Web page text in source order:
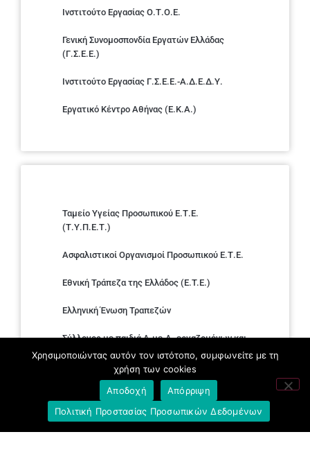
Ινστιτούτο Εργασίας Ο.Τ.Ο.Ε.
Γενική Συνομοσπονδία Εργατών Ελλάδας
(Γ.Σ.Ε.Ε.)
Ινστιτούτο Εργασίας Γ.Σ.Ε.Ε.-Α.Δ.Ε.Δ.Υ.
Εργατικό Κέντρο Αθήνας (Ε.Κ.Α.)
Ταμείο Υγείας Προσωπικού Ε.Τ.Ε.
(Τ.Υ.Π.Ε.Τ.)
Ασφαλιστικοί Οργανισμοί Προσωπικού Ε.Τ.Ε.
Εθνική Τράπεζα της Ελλάδος (E.T.E.)
Ελληνική Ένωση Τραπεζών
Σύλλογος με παιδιά Α.με.Α. εργαζομένων και
συνταξιούχων Ε.Τ.Ε.
Υπουργείο Εργασίας και Κοινωνικών
Υποθέσεων
Χρησιμοποιώντας αυτόν τον ιστότοπο, συμφωνείτε με τη
χρήση των cookies
Αποδοχή
Απόρριψη
Πολιτική Προστασίας Προσωπικών Δεδομένων